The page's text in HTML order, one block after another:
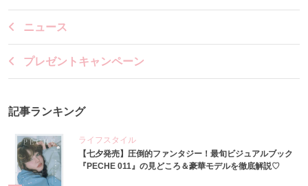
ニュース
プレゼントキャンペーン
記事ランキング
ライフスタイル
【七夕発売】圧倒的ファンタジー！最旬ビジュアルブック
『PECHE 011』の見どころ＆豪華モデルを徹底解説♡